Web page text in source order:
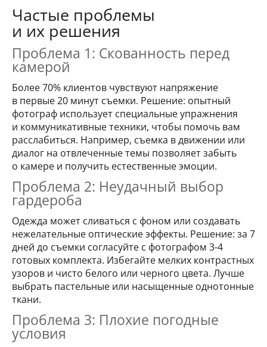
Частые проблемы
и их решения
Проблема 1: Скованность перед
камерой
Более 70% клиентов чувствуют напряжение
в первые 20 минут съемки. Решение: опытный
фотограф использует специальные упражнения
и коммуникативные техники, чтобы помочь вам
расслабиться. Например, съемка в движении или
диалог на отвлеченные темы позволяет забыть
о камере и получить естественные эмоции.
Проблема 2: Неудачный выбор
гардероба
Одежда может сливаться с фоном или создавать
нежелательные оптические эффекты. Решение: за 7
дней до съемки согласуйте с фотографом 3-4
готовых комплекта. Избегайте мелких контрастных
узоров и чисто белого или черного цвета. Лучше
выбрать пастельные или насыщенные однотонные
ткани.
Проблема 3: Плохие погодные
условия